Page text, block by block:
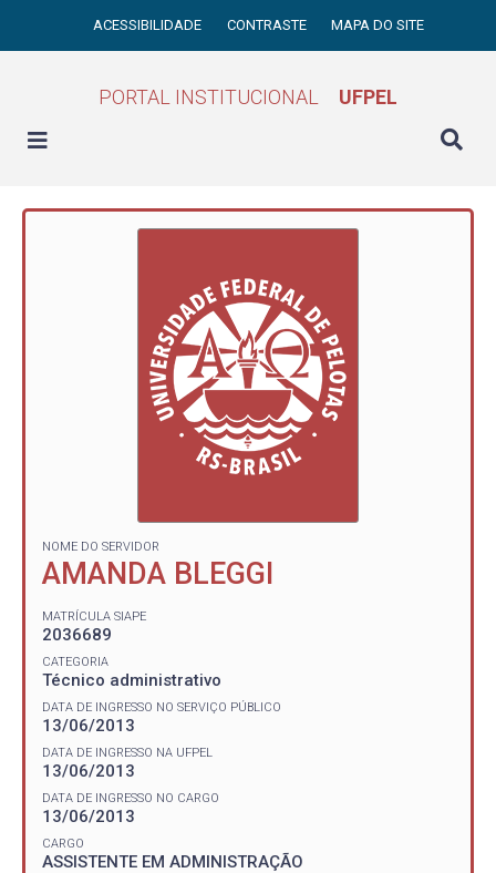
ACESSIBILIDADE CONTRASTE MAPA DO SITE
PORTAL INSTITUCIONAL UFPEL
NOME DO SERVIDOR
AMANDA BLEGGI
MATRÍCULA SIAPE
2036689
CATEGORIA
Técnico administrativo
DATA DE INGRESSO NO SERVIÇO PÚBLICO
13/06/2013
DATA DE INGRESSO NA UFPEL
13/06/2013
DATA DE INGRESSO NO CARGO
13/06/2013
CARGO
ASSISTENTE EM ADMINISTRAÇÃO